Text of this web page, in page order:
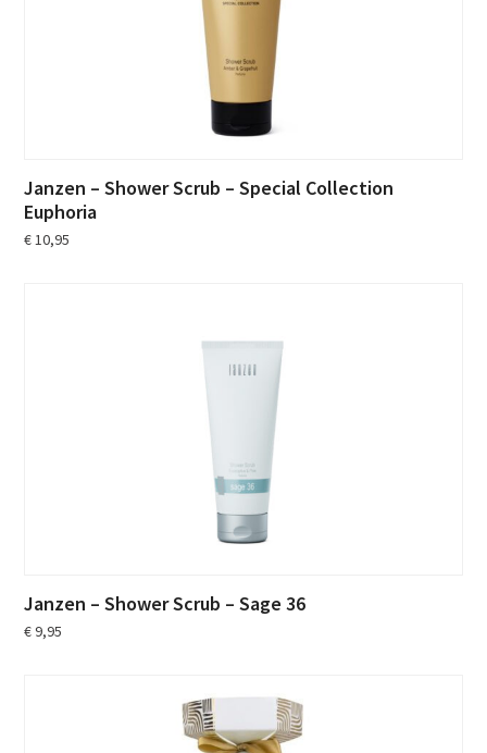
Janzen – Shower Scrub – Special Collection
Euphoria
€10,95
Janzen – Shower Scrub – Sage 36
€9,95